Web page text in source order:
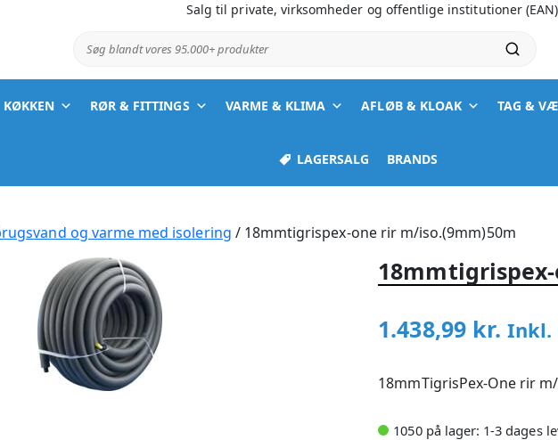
Salg til private, virksomheder og offentlige institutioner (EAN)
Søg blandt vores 95.000+ produkter
KØKKEN RØR & FITTINGS VARME & KLIMA AFLØB & KLOAK TAG &
LAGERSALG BRANDS
og varme med isolering / 18mmtigrispex-one rir m/iso.(9mm)50m
1.438,99 kr. Inkl.
18mmTigrisPex-One rir
1050 på lager: 1-3 dages